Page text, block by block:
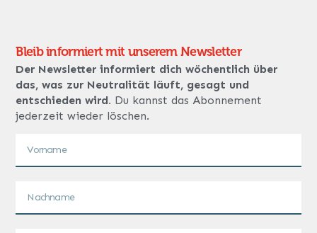
Bleib informiert mit unserem Newsletter
Der Newsletter informiert dich wöchentlich über
das, was zur Neutralität läuft, gesagt und
entschieden wird. Du kannst das Abonnement
jederzeit wieder löschen.